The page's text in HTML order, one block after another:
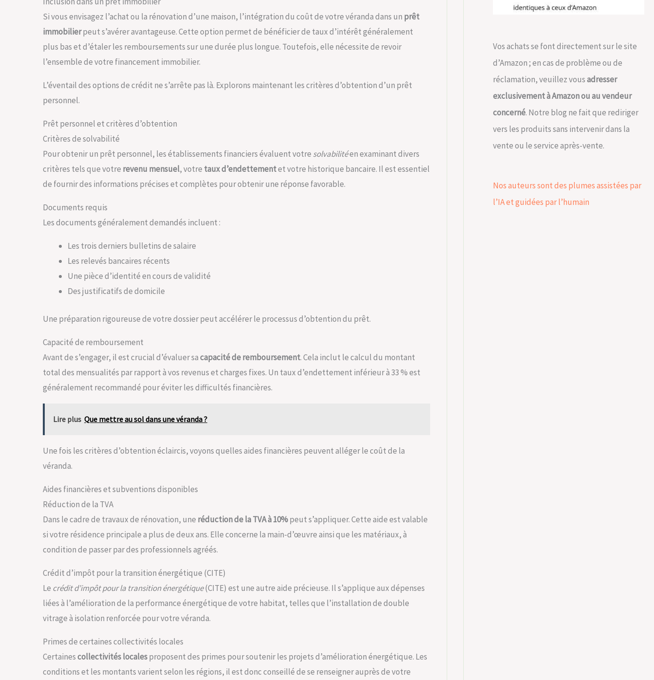
Si vous envisagez l’achat ou la rénovation d’une maison, l’intégration du coût de votre véranda dans un prêt
immobilierpeut s’avérer avantageuse. Cette option permet de bénéficier de taux d’intérêt généralement
plus bas et d’étaler les remboursements sur une durée plus longue. Toutefois, elle nécessite de revoir
l’ensemble de votre financement immobilier.
L’éventail des options de crédit ne s’arrête pas là. Explorons maintenant les critères d’obtention d’un prêt
personnel.
Prêt personnel et critères d’obtention
Critères de solvabilité
Pour obtenir un prêt personnel, les établissements financiers évaluent votre solvabilitéen examinant divers
critères tels que votre revenu mensuel, votre taux d’endettementet votre historique bancaire. Il est essentiel
de fournir des informations précises et complètes pour obtenir une réponse favorable.
Documents requis
Les documents généralement demandés incluent :
Les trois derniers bulletins de salaire
Les relevés bancaires récents
Une pièce d’identité en cours de validité
Des justificatifs de domicile
Une préparation rigoureuse de votre dossier peut accélérer le processus d’obtention du prêt.
Capacité de remboursement
Avant de s’engager, il est crucial d’évaluer sacapacité de remboursement. Cela inclut le calcul du montant
total des mensualités par rapport à vos revenus et charges fixes. Un taux d’endettement inférieur à 33 % est
généralement recommandé pour éviter les difficultés financières.
Lire plus Que mettre au sol dans une véranda ?
Une fois les critères d’obtention éclaircis, voyons quelles aides financières peuvent alléger le coût de la
véranda.
Aides financières et subventions disponibles
Réduction de la TVA
Dans le cadre de travaux de rénovation, une réduction de la TVA à 10%peut s’appliquer. Cette aide est valable
si votre résidence principale a plus de deux ans. Elle concerne la main-d’œuvre ainsi que les matériaux, à
condition de passer par des professionnels agréés.
Crédit d’impôt pour la transition énergétique (CITE)
Le crédit d’impôt pour la transition énergétique(CITE) est une autre aide précieuse. Il s’applique aux dépenses
liées à l’amélioration de la performance énergétique de votre habitat, telles que l’installation de double
vitrage à isolation renforcée pour votre véranda.
Primes de certaines collectivités locales
Certainescollectivités localesproposent des primes pour soutenir les projets d’amélioration énergétique. Les
conditions et les montants varient selon les régions, il est donc conseillé de se renseigner auprès de votre
Vos achats se font directement sur le site
d’Amazon ; en cas de problème ou de
réclamation, veuillez vousadresser
exclusivement à Amazon ou au vendeur
concerné. Notre blog ne fait que rediriger
vers les produits sans intervenir dans la
vente ou le service après-vente.
Nos auteurs sont des plumes assistées par
l’IA et guidées par l’humain